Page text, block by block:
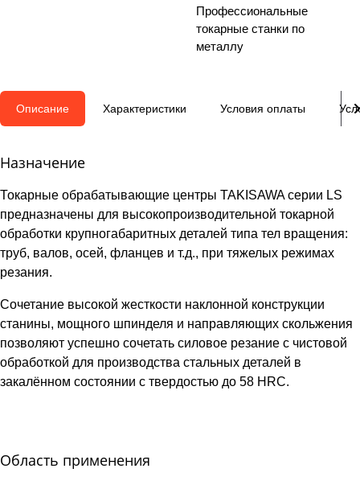
Профессиональные
токарные станки по
металлу
Описание Характеристики Условия оплаты
Назначение
Токарные обрабатывающие центры TAKISAWA серии LS
предназначены для высокопроизводительной токарной
обработки крупногабаритных деталей типа тел вращения:
труб, валов, осей, фланцев и т.д., при тяжелых режимах
резания.
Сочетание высокой жесткости наклонной конструкции
станины, мощного шпинделя и направляющих скольжения
позволяют успешно сочетать силовое резание с чистовой
обработкой для производства стальных деталей в
закалённом состоянии с твердостью до 58 HRC.
Область применения